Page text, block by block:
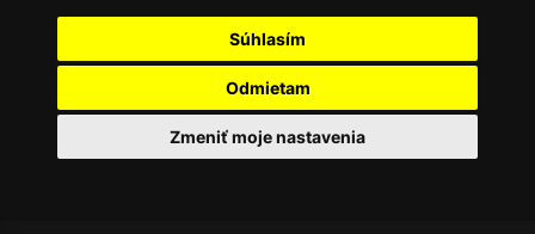
Súhlasím
Odmietam
Zmeniť moje nastavenia